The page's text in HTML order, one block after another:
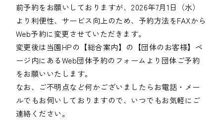
前予約をお願いしておりますが、2026年7月1日（水）
より利便性、サービス向上のため、予約方法をFAXから
Web予約に変更させていただきます。
変更後は当園HPの【総合案内】の【団体のお客様】ペ
ージ内にあるWeb団体予約のフォームより団体ご予約
をお願いいたします。
なお、ご不明点など何かございましたらお電話・メー
ルでもお伺いしておりますので、いつでもお気軽にご
連絡ください。